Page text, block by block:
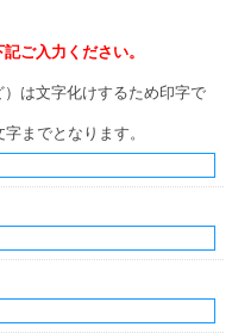
ご入力ください。
は文字化けするため印字で
までとなります。